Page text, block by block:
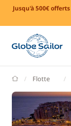
Jusqu'à 500€ offerts
GlobeSailor
Flotte